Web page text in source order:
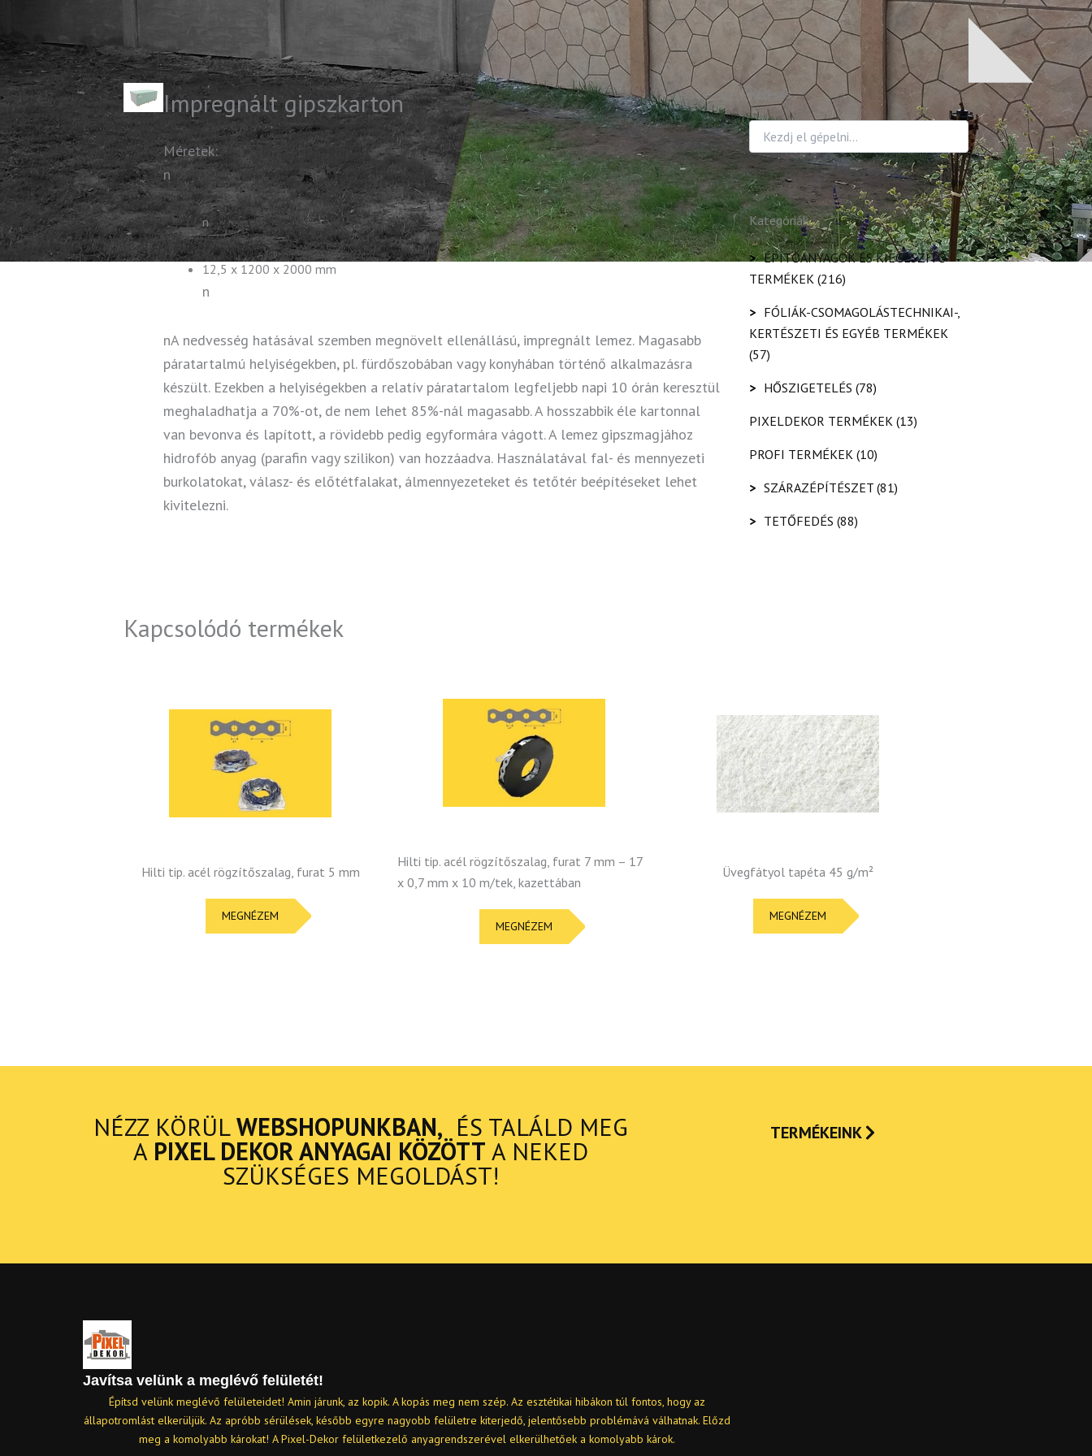
Impregnált gipszkarton
Méretek:
n
n
12,5 x 1200 x 2000 mm
n
nA nedvesség hatásával szemben megnövelt ellenállású, impregnált lemez. Magasabb
páratartalmú helyiségekben, pl. fürdőszobában vagy konyhában történő alkalmazásra
készült. Ezekben a helyiségekben a relatív páratartalom legfeljebb napi 10 órán keresztül
meghaladhatja a 70%-ot, de nem lehet 85%-nál magasabb. A hosszabbik éle kartonnal
van bevonva és lapított, a rövidebb pedig egyformára vágott. A lemez gipszmagjához
hidrofób anyag (parafin vagy szilikon) van hozzáadva. Használatával fal- és mennyezeti
burkolatokat, válasz- és előtétfalakat, álmennyezeteket és tetőtér beépítéseket lehet
kivitelezni.
Keresés
Kategóriák
> ÉPÍTŐANYAGOK ÉS KIEGÉSZÍTŐ
TERMÉKEK (216)
> FÓLIÁK-CSOMAGOLÁSTECHNIKAI-,
KERTÉSZETI ÉS EGYÉB TERMÉKEK
(57)
> HŐSZIGETELÉS (78)
PIXELDEKOR TERMÉKEK (13)
PROFI TERMÉKEK (10)
> SZÁRAZÉPÍTÉSZET (81)
> TETŐFEDÉS (88)
Kapcsolódó termékek
Hilti tip. acél rögzítőszalag, furat 5 mm
MEGNÉZEM
Hilti tip. acél rögzítőszalag, furat 7 mm – 17
x 0,7 mm x 10 m/tek, kazettában
MEGNÉZEM
Üvegfátyol tapéta 45 g/m²
MEGNÉZEM
NÉZZ KÖRÜLWEBSHOPUNKBAN, ÉS TALÁLD MEG
A PIXEL DEKOR ANYAGAI KÖZÖTT A NEKED
SZÜKSÉGES MEGOLDÁST!
TERMÉKEINK
Javítsa velünk a meglévő felületét!
Építsd velünk meglévő felületeidet! Amin járunk, az kopik. A kopás meg nem szép. Az esztétikai hibákon túl fontos, hogy az
állapotromlást elkerüljük. Az apróbb sérülések, később egyre nagyobb felületre kiterjedő, jelentősebb problémává válhatnak. Előzd
meg a komolyabb károkat! A Pixel-Dekor felületkezelő anyagrendszerével elkerülhetőek a komolyabb károk.